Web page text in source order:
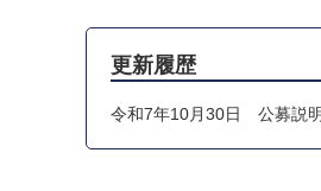
更新履歴
令和7年10月30日 公募説